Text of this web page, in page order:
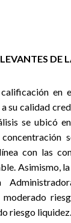
DE
en
su calidad
se ubicó
con las
Asimismo,
riesgo liquidez.